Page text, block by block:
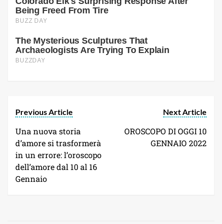
Previous Article
Una nuova storia
d’amore si trasformerà
in un errore: l’oroscopo
dell’amore dal 10 al 16
Gennaio
Next Article
OROSCOPO DI OGGI 10
GENNAIO 2022